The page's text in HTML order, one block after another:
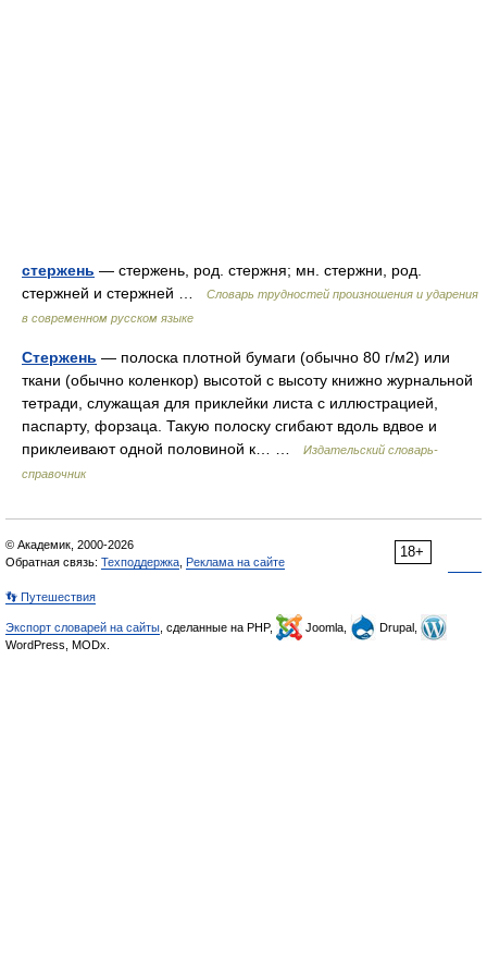
стержень — стержень, род. стержня; мн. стержни, род.
стержней и стержней …
Словарь трудностей произношения и ударения
в современном русском языке
Стержень — полоска плотной бумаги (обычно 80 г/м2) или
ткани (обычно коленкор) высотой с высоту книжно журнальной
тетради, служащая для приклейки листа с иллюстрацией,
паспарту, форзаца. Такую полоску сгибают вдоль вдвое и
приклеивают одной половиной к… …
Издательский словарь-
справочник
18+
© Академик, 2000-2026
Обратная связь: Техподдержка Реклама на сайте
👣 Путешествия
Экспорт словарей на сайты , сделанные на PHP, Joomla,
Drupal,
WordPress, MODx.